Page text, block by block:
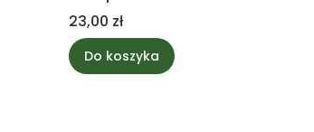
Cena
23,00 zł
Do koszyka